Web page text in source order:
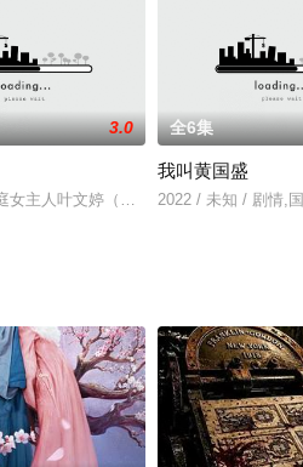
抗击北狄，同时在烽火中寻找母亲下落
再接再厉。
3.0
女主人叶文婷（何晴饰）的生日开始，
全6集
我叫黄国盛
2022 / 未知 / 剧情,